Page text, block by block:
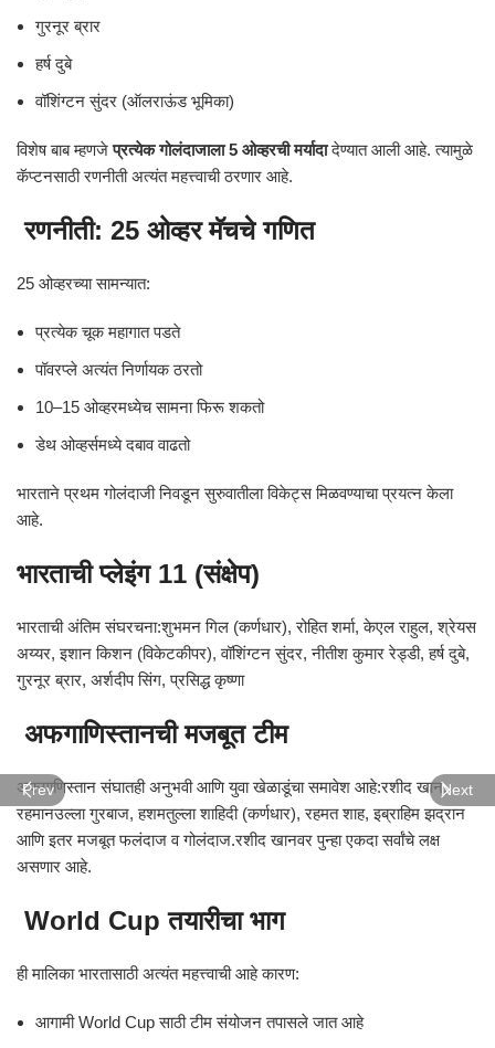
गुरनूर ब्रार
हर्ष दुबे
वॉशिंग्टन सुंदर (ऑलराऊंड भूमिका)
विशेष बाब म्हणजेप्रत्येक गोलंदाजाला 5 ओव्हरची मर्यादादेण्यात आली आहे. त्यामुळे
कॅप्टनसाठी रणनीती अत्यंत महत्त्वाची ठरणार आहे.
रणनीती: 25 ओव्हर मॅचचे गणित
25 ओव्हरच्या सामन्यात:
प्रत्येक चूक महागात पडते
पॉवरप्ले अत्यंत निर्णायक ठरतो
10–15 ओव्हरमध्येच सामना फिरू शकतो
डेथ ओव्हर्समध्ये दबाव वाढतो
भारताने प्रथम गोलंदाजी निवडून सुरुवातीला विकेट्स मिळवण्याचा प्रयत्न केला
आहे.
भारताची प्लेइंग 11 (संक्षेप)
भारताची अंतिम संघरचना:शुभमन गिल (कर्णधार), रोहित शर्मा, केएल राहुल, श्रेयस
अय्यर, इशान किशन (विकेटकीपर), वॉशिंग्टन सुंदर, नीतीश कुमार रेड्डी, हर्ष दुबे,
गुरनूर ब्रार, अर्शदीप सिंग, प्रसिद्ध कृष्णा
अफगाणिस्तानची मजबूत टीम
अफगाणिस्तान संघातही अनुभवी आणि युवा खेळाडूंचा समावेश आहे:रशीद खान,
रहमानउल्ला गुरबाज, हशमतुल्ला शाहिदी (कर्णधार), रहमत शाह, इब्राहिम झद्रान
आणि इतर मजबूत फलंदाज व गोलंदाज.रशीद खानवर पुन्हा एकदा सर्वांचे लक्ष
असणार आहे.
World Cup तयारीचा भाग
ही मालिका भारतासाठी अत्यंत महत्त्वाची आहे कारण:
आगामी World Cup साठी टीम संयोजन तपासले जात आहे
Prev Next